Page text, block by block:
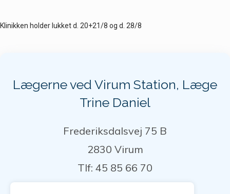
Klinikken holder lukket d. 20+21/8 og d. 28/8
Lægerne ved Virum Station, Læge
Trine Daniel
Frederiksdalsvej 75 B
2830 Virum
Tlf: 45 85 66 70